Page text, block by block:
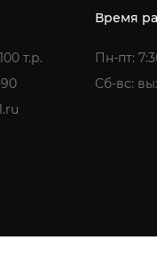
т.р.
Время
Пн-пт:
Сб-вс: